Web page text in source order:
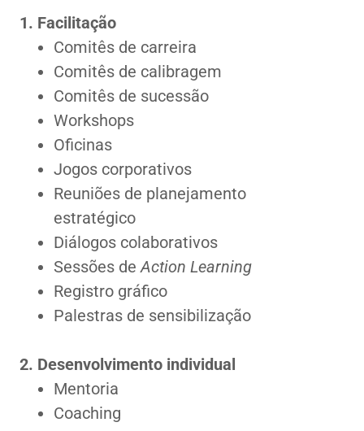
1. Facilitação
Comitês de carreira
Comitês de calibragem
Comitês de sucessão
Workshops
Oficinas
Jogos corporativos
Reuniões de planejamento
estratégico
Diálogos colaborativos
Sessões deAction Learning
Registro gráfico
Palestras de sensibilização
2. Desenvolvimento individual
Mentoria
Coaching